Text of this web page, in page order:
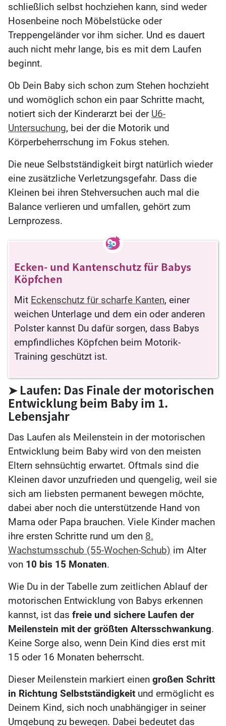
schließlich selbst hochziehen kann, sind weder
Hosenbeine noch Möbelstücke oder
Treppengeländer vor ihm sicher. Und es dauert
auch nicht mehr lange, bis es mit dem Laufen
beginnt.
Ob Dein Baby sich schon zum Stehen hochzieht
und womöglich schon ein paar Schritte macht,
notiert sich der Kinderarzt bei der U6-
Untersuchung, bei der die Motorik und
Körperbeherrschung im Fokus stehen.
Die neue Selbstständigkeit birgt natürlich wieder
eine zusätzliche Verletzungsgefahr. Dass die
Kleinen bei ihren Stehversuchen auch mal die
Balance verlieren und umfallen, gehört zum
Lernprozess.
Ecken- und Kantenschutz für Babys
Köpfchen
Mit Eckenschutz für scharfe Kanten, einer
weichen Unterlage und dem ein oder anderen
Polster kannst Du dafür sorgen, dass Babys
empfindliches Köpfchen beim Motorik-
Training geschützt ist.
➤ Laufen: Das Finale der motorischen
Entwicklung beim Baby im 1.
Lebensjahr
Das Laufen als Meilenstein in der motorischen
Entwicklung beim Baby wird von den meisten
Eltern sehnsüchtig erwartet. Oftmals sind die
Kleinen davor unzufrieden und quengelig, weil sie
sich am liebsten permanent bewegen möchte,
dabei aber noch die unterstützende Hand von
Mama oder Papa brauchen. Viele Kinder machen
ihre ersten Schritte rund um den 8.
Wachstumsschub (55-Wochen-Schub) im Alter
von 10 bis 15 Monaten.
Wie Du in der Tabelle zum zeitlichen Ablauf der
motorischen Entwicklung von Babys erkennen
kannst, ist das freie und sichere Laufen der
Meilenstein mit der größten Altersschwankung.
Keine Sorge also, wenn Dein Kind dies erst mit
15 oder 16 Monaten beherrscht.
Dieser Meilenstein markiert einen großen Schritt
in Richtung Selbstständigkeit und ermöglicht es
Deinem Kind, sich noch unabhängiger in seiner
Umgebung zu bewegen. Dabei bedeutet das